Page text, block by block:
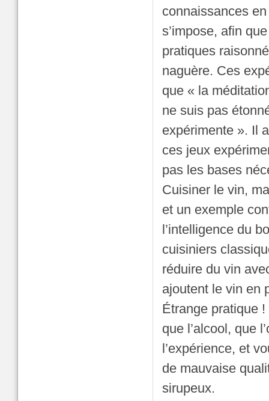
connaissances
s’impose, afin
pratiques
naguère. Ces
que « la
ne suis pas
expérimente ». Il
ces jeux
pas les bases
Cuisiner le vin,
et un exemple
l’intelligence du
cuisiniers
réduire du vin
ajoutent le vin en
Étrange pratique
que l’alcool, que
l’expérience, et
de mauvaise
sirupeux.